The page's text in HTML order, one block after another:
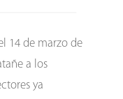
14 de marzo de
a los
ya